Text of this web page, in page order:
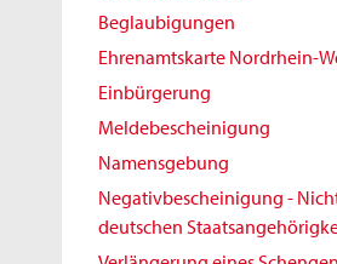
Beglaubigungen
Ehrenamtskarte Nordrhein-
Einbürgerung
Meldebescheinigung
Namensgebung
Negativbescheinigung -
deutschen